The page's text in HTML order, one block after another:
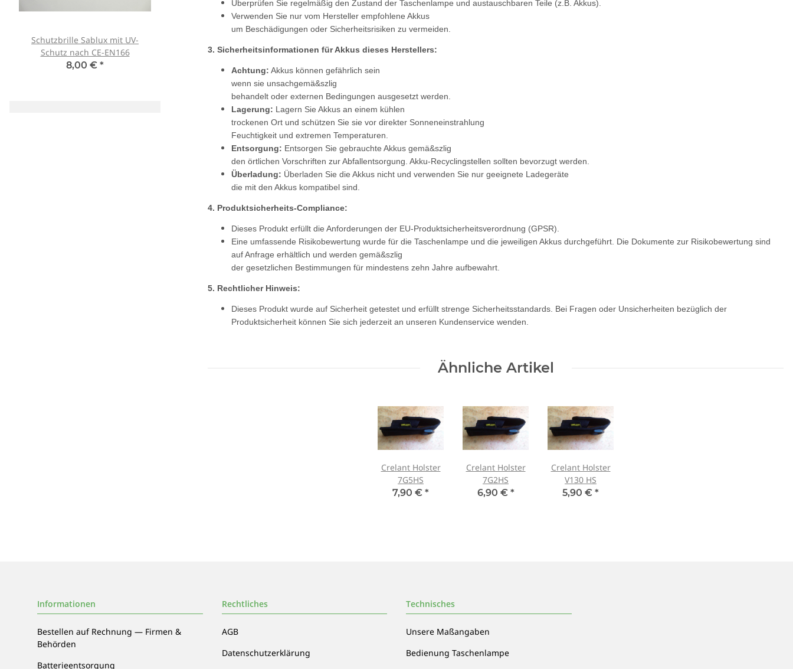
Überprüfen Sie regelmäßig den Zustand der Taschenlampe und austauschbaren Teile (z.B. Akkus).
Verwenden Sie nur vom Hersteller empfohlene Akkus
um Beschädigungen oder Sicherheitsrisiken zu vermeiden.
3. Sicherheitsinformationen für Akkus dieses Herstellers:
Achtung: Akkus können gefährlich sein
wenn sie unsachgemä&szlig
behandelt oder externen Bedingungen ausgesetzt werden.
Lagerung: Lagern Sie Akkus an einem kühlen
trockenen Ort und schützen Sie sie vor direkter Sonneneinstrahlung
Feuchtigkeit und extremen Temperaturen.
Entsorgung: Entsorgen Sie gebrauchte Akkus gemä&szlig
den örtlichen Vorschriften zur Abfallentsorgung. Akku-Recyclingstellen sollten bevorzugt werden.
Überladung: Überladen Sie die Akkus nicht und verwenden Sie nur geeignete Ladegeräte
die mit den Akkus kompatibel sind.
4. Produktsicherheits-Compliance:
Dieses Produkt erfüllt die Anforderungen der EU-Produktsicherheitsverordnung (GPSR).
Eine umfassende Risikobewertung wurde für die Taschenlampe und die jeweiligen Akkus durchgeführt. Die Dokumente zur Risikobewertung sind
auf Anfrage erhältlich und werden gemä&szlig
der gesetzlichen Bestimmungen für mindestens zehn Jahre aufbewahrt.
5. Rechtlicher Hinweis:
Dieses Produkt wurde auf Sicherheit getestet und erfüllt strenge Sicherheitsstandards. Bei Fragen oder Unsicherheiten bezüglich der
Produktsicherheit können Sie sich jederzeit an unseren Kundenservice wenden.
Ähnliche Artikel
Crelant Holster
7G5HS
7,90 € *
Crelant Holster
7G2HS
6,90 € *
Crelant Holster
V130 HS
5,90 € *
Schutzbrille Sablux mit UV-
Schutz nach CE-EN166
8,00 € *
365nm! + Spektralfilter
79,90 €
Schutz nach CE-EN166
8,00 €
Informationen
Bestellen auf Rechnung — Firmen &
Behörden
Batterieentsorgung
Rechtliches
AGB
Datenschutzerklärung
Technisches
Unsere Maßangaben
Bedienung Taschenlampe